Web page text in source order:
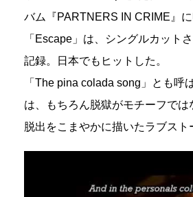
バム『PARTNERS IN CRIME』
「Escape」は、シングルカット
記録。日本でもヒットした。
「The pina colada song」とも呼
は、もちろん脱獄がモチーフでは
脱出をこまやかに描いたラブスト